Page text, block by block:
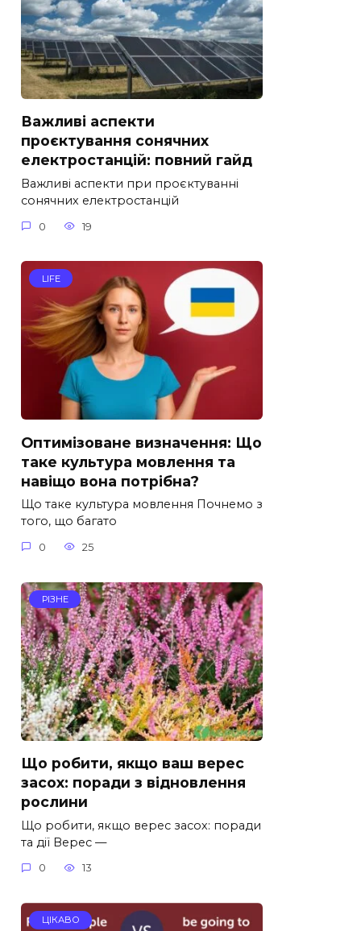
Важливі аспекти
проєктування сонячних
електростанцій: повний гайд
Важливі аспекти при проєктуванні
сонячних електростанцій
0 19
LIFE
Оптимізоване визначення: Що
таке культура мовлення та
навіщо вона потрібна?
Що таке культура мовлення Почнемо з
того, що багато
0 25
РІЗНЕ
Що робити, якщо ваш верес
засох: поради з відновлення
рослини
Що робити, якщо верес засох: поради
та дії Верес —
0 13
ЦІКАВО